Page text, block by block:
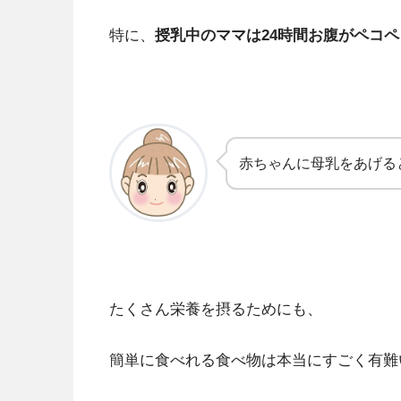
特に、 授乳中のママは24時間お腹がペコ
赤ちゃんに母乳をあげ
たくさん栄養を摂るためにも、
簡単に食べれる食べ物は本当にすごく有